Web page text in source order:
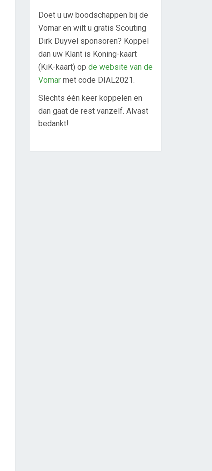
Doet u uw boodschappen bij de
Vomar en wilt u gratis Scouting
Dirk Duyvel sponsoren? Koppel
dan uw Klant is Koning-kaart
(KiK-kaart) op de website van de
Vomarmet code DIAL2021.
Slechts één keer koppelen en
dan gaat de rest vanzelf. Alvast
bedankt!